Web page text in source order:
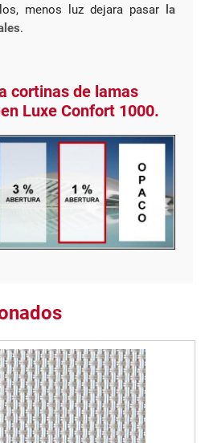
menos luz dejara pasar
la
.
cortinas de lamas
Luxe Confort 1000.